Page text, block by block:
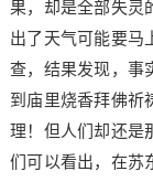
果，却是全部失灵
出了天气可能要马
查，结果发现，事
到庙里烧香拜佛祈
理！但人们却还是
们可以看出，在苏